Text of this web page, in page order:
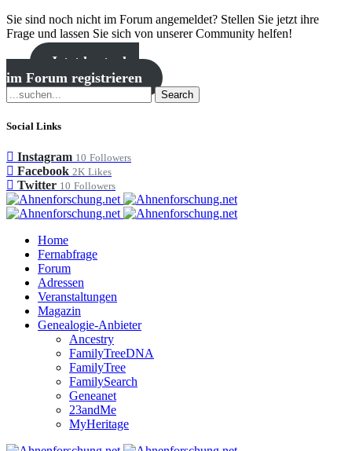
Sie sind noch nicht im Forum angemeldet? Stellen Sie jetzt ihre
Frage und lassen Sie sich von unserer Community helfen!
Jetzt kostenlos
im Forum registrieren
Search
Social Links
Instagram 10 Followers
Facebook 2K Likes
Twitter 10 Followers
Home
Fernabfrage
Forum
Adressen
Veranstaltungen
Magazin
Genealogie-Anbieter
Ancestry
FamilyTreeDNA
FamilyTree
FamilySearch
Geneanet
23andMe
MyHeritage